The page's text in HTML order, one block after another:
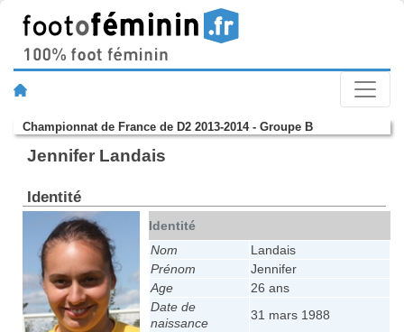
Championnat de France de D2 2013-2014 - Groupe B
Jennifer Landais
Identité
Identité
Nom
Landais
Prénom
Jennifer
Age
26 ans
Date de
naissance
31 mars 1988